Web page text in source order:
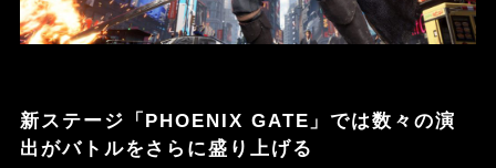
新ステージ「PHOENIX GATE」では数々の演
出がバトルをさらに盛り上げる